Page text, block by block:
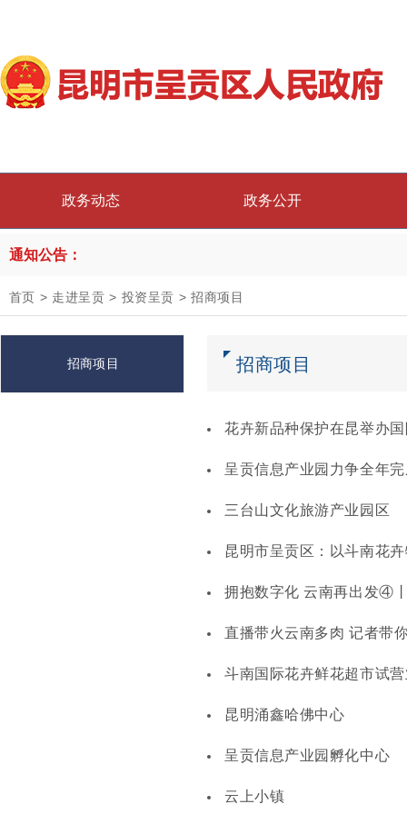
政务动态 政务公开
通知公告：
首页 > 走进呈贡 > 投资呈贡 > 招商项目
招商项目 招商项目
花卉新品种保护在昆举办
呈贡信息产业园力争全年
三台山文化旅游产业园区
昆明市呈贡区：以斗南花
拥抱数字化 云南再出发④
直播带火云南多肉 记者带
斗南国际花卉鲜花超市试
昆明涌鑫哈佛中心
呈贡信息产业园孵化中心
云上小镇